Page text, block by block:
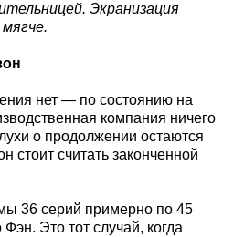
Экранизация
нет — по состоянию на
компания ничего
о продолжении остаются
стоит считать законченной
36 серий примерно по 45
Это тот случай, когда